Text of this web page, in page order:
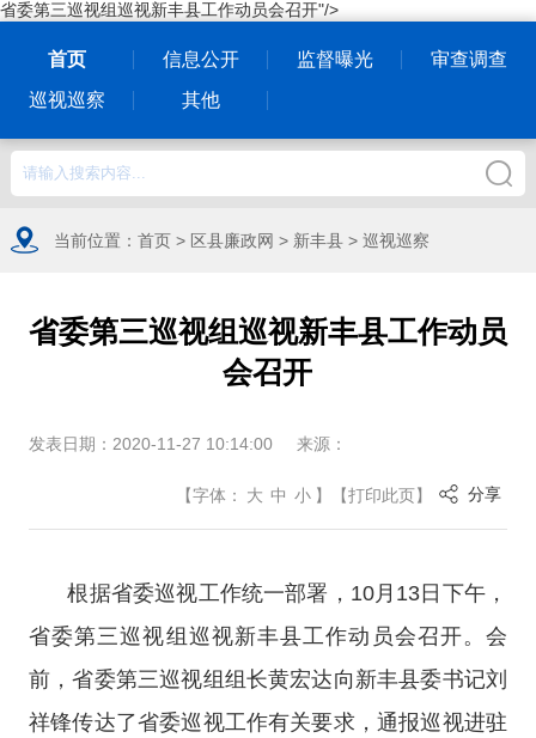
省委第三巡视组巡视新丰县工作动员会召开"/>
首页 信息公开 监督曝光
审查调查
巡视巡察
其他
当前位置： 首页> 区县廉政网 > 新丰县> 巡视巡察
省委第三巡视组巡视新丰县工作动员
会召开
发表日期： 2020-11-27 10:14:00 来源：
【字体： 大 中 小 】 【打印此页】 分享
根据省委巡视工作统一部署， 10月13日下午，
省委第三巡视组巡视新丰县工作动员会召开。会
前，省委第三巡视组组长黄宏达向新丰县委书记刘
祥锋传达了省委巡视工作有关要求，通报巡视进驻